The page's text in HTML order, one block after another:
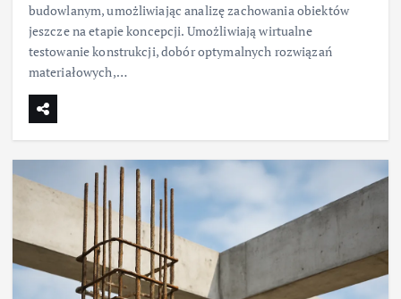
budowlanym, umożliwiając analizę zachowania obiektów
jeszcze na etapie koncepcji. Umożliwiają wirtualne
testowanie konstrukcji, dobór optymalnych rozwiązań
materiałowych,…